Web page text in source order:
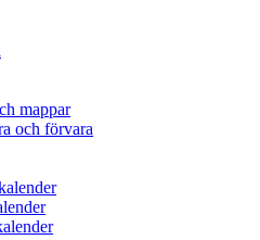
mappar
och förvara